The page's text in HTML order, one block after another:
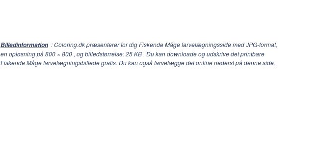
Billedinformation : Coloring.dk præsenterer for dig Fiskende Måge farvelægningsside med JPG-format,
en opløsning på800 × 800 , og billedstørrelse: 25 KB . Du kan downloade og udskrive det printbare
Fiskende Måge farvelægningsbillede gratis. Du kan også farvelægge det online nederst på denne side.